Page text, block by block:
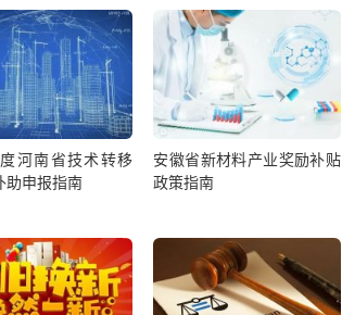
河南省技术转移
助申报指南
安徽省新材料产业奖励补贴
政策指南